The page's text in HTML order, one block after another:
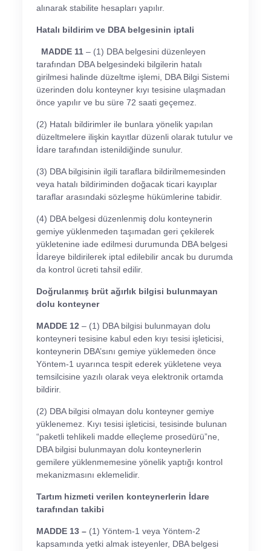
alınarak stabilite hesapları yapılır.
Hatalı bildirim ve DBA belgesinin iptali
MADDE 11– (1) DBA belgesini düzenleyen
tarafından DBA belgesindeki bilgilerin hatalı
girilmesi halinde düzeltme işlemi, DBA Bilgi Sistemi
üzerinden dolu konteyner kıyı tesisine ulaşmadan
önce yapılır ve bu süre 72 saati geçemez.
(2) Hatalı bildirimler ile bunlara yönelik yapılan
düzeltmelere ilişkin kayıtlar düzenli olarak tutulur ve
İdare tarafından istenildiğinde sunulur.
(3) DBA bilgisinin ilgili taraflara bildirilmemesinden
veya hatalı bildiriminden doğacak ticari kayıplar
taraflar arasındaki sözleşme hükümlerine tabidir.
(4) DBA belgesi düzenlenmiş dolu konteynerin
gemiye yüklenmeden taşımadan geri çekilerek
yükletenine iade edilmesi durumunda DBA belgesi
İdareye bildirilerek iptal edilebilir ancak bu durumda
da kontrol ücreti tahsil edilir.
Doğrulanmış brüt ağırlık bilgisi bulunmayan
dolu konteyner
MADDE 12 – (1) DBA bilgisi bulunmayan dolu
konteyneri tesisine kabul eden kıyı tesisi işleticisi,
konteynerin DBA’sını gemiye yüklemeden önce
Yöntem-1 uyarınca tespit ederek yükletene veya
temsilcisine yazılı olarak veya elektronik ortamda
bildirir.
(2) DBA bilgisi olmayan dolu konteyner gemiye
yüklenemez. Kıyı tesisi işleticisi, tesisinde bulunan
“paketli tehlikeli madde elleçleme prosedürü”ne,
DBA bilgisi bulunmayan dolu konteynerlerin
gemilere yüklenmemesine yönelik yaptığı kontrol
mekanizmasını eklemelidir.
Tartım hizmeti verilen konteynerlerin İdare
tarafından takibi
MADDE 13 – (1) Yöntem-1 veya Yöntem-2
kapsamında yetki almak isteyenler, DBA belgesi